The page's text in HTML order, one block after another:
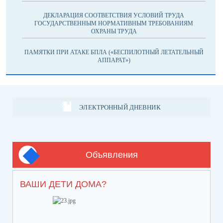
ДЕКЛАРАЦИЯ СООТВЕТСТВИЯ УСЛОВИЙ ТРУДА
ГОСУДАРСТВЕННЫМ НОРМАТИВНЫМ ТРЕБОВАНИЯМ
ОХРАНЫ ТРУДА
ПАМЯТКИ ПРИ АТАКЕ БПЛА («БЕСПИЛОТНЫЙ ЛЕТАТЕЛЬНЫЙ
АППАРАТ»)
ЭЛЕКТРОННЫЙ ДНЕВНИК
Объявления
ВАШИ ДЕТИ ДОМА?